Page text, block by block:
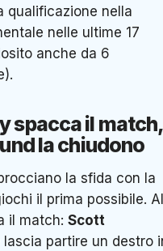
qualificazione nella
nelle ultime 17
anche da 6
spacca il
la chiudono
la sfida con la
il prima possibile. Al
il match: Scott
partire un destro